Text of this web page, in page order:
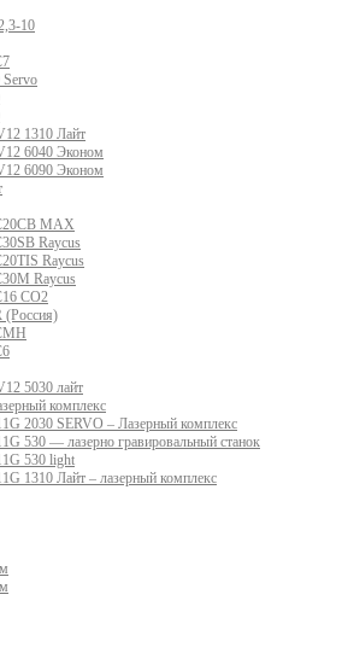
10
Servo
1310 Лайт
6040 Эконом
6090 Эконом
MAX
Raycus
Raycus
Raycus
CO2
5030 лайт
комплекс
2030 SERVO – Лазерный комплекс
530 — лазерно гравировальный станок
530 light
1310 Лайт – лазерный комплекс